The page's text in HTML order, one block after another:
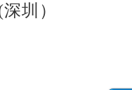
圳）